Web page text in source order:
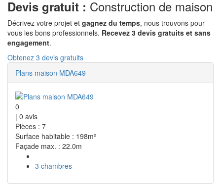
Devis gratuit : Construction de maison
Décrivez votre projet et gagnez du temps, nous trouvons pour
vous les bons professionnels. Recevez 3 devis gratuits et sans
engagement.
Obtenez 3 devis gratuits
Plans maison MDA649
0
| 0 avis
Pièces : 7
Surface habitable : 198m²
Façade max. : 22.0m
3 chambres